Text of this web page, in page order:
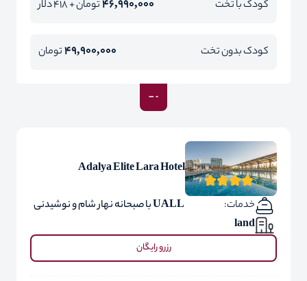
کودک با تخت 46,990,000تومان + 418 دلار
کودک بدون تخت 49,900,000تومان
Adalya Elite Lara Hotel
خدمات:
UALL با صبحانه نهار شام و نوشیدنی
land
رزرو رایگان